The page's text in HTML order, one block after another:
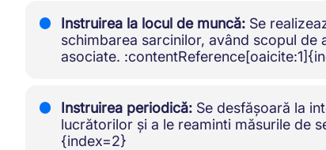
Instruirea la locul de muncă: Se
schimbarea sarcinilor, având scopul
asociate.
Instruirea periodică: Se desfășoară la
lucrătorilor și a le reaminti măsurile de
{index=2}